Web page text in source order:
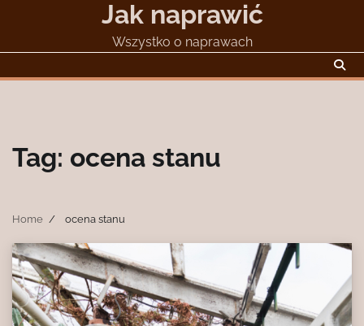
Jak naprawić
Wszystko o naprawach
Tag: ocena stanu
Home ocena stanu